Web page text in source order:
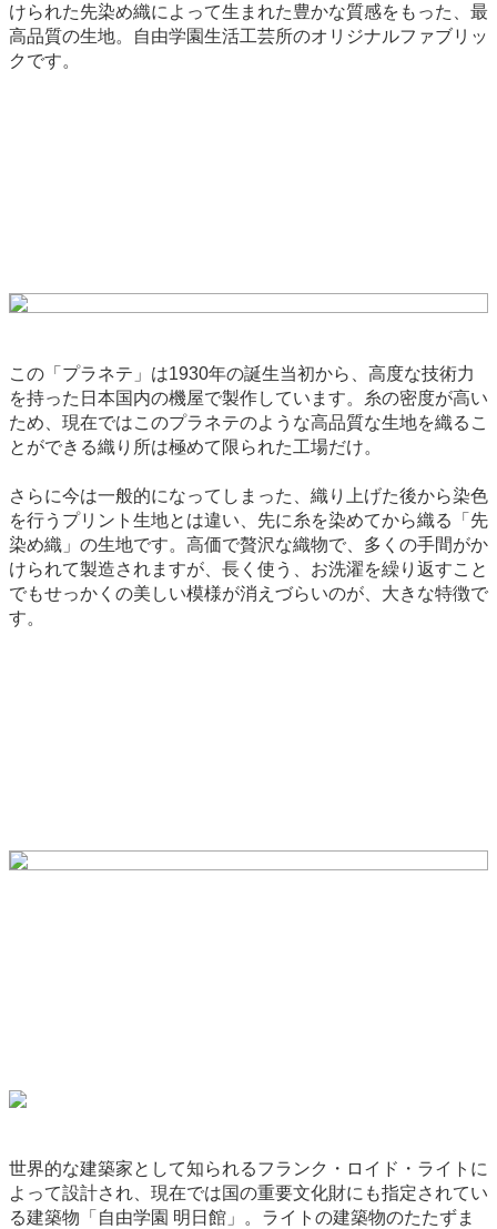
けられた先染め織によって生まれた豊かな質感をもった、最
高品質の生地。自由学園生活工芸所のオリジナルファブリッ
クです。
この「プラネテ」は1930年の誕生当初から、高度な技術力
を持った日本国内の機屋で製作しています。糸の密度が高い
ため、現在ではこのプラネテのような高品質な生地を織るこ
とができる織り所は極めて限られた工場だけ。
さらに今は一般的になってしまった、織り上げた後から染色
を行うプリント生地とは違い、先に糸を染めてから織る「先
染め織」の生地です。高価で贅沢な織物で、多くの手間がか
けられて製造されますが、長く使う、お洗濯を繰り返すこと
でもせっかくの美しい模様が消えづらいのが、大きな特徴で
す。
世界的な建築家として知られるフランク・ロイド・ライトに
よって設計され、現在では国の重要文化財にも指定されてい
る建築物「自由学園 明日館」。ライトの建築物のたたずま